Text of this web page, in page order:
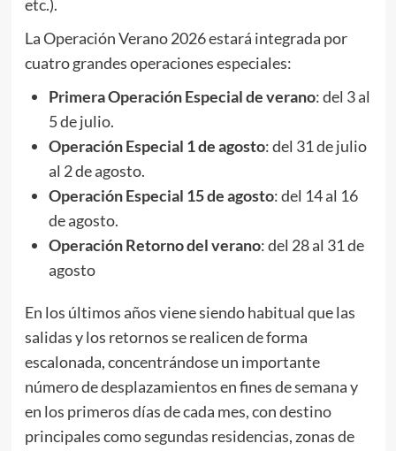
etc.).
La Operación Verano 2026 estará integrada por
cuatro grandes operaciones especiales:
Primera Operación Especial de verano: del 3 al
5 de julio.
Operación Especial 1 de agosto: del 31 de julio
al 2 de agosto.
Operación Especial 15 de agosto: del 14 al 16
de agosto.
Operación Retorno del verano: del 28 al 31 de
agosto
En los últimos años viene siendo habitual que las
salidas y los retornos se realicen de forma
escalonada, concentrándose un importante
número de desplazamientos en fines de semana y
en los primeros días de cada mes, con destino
principales como segundas residencias, zonas de